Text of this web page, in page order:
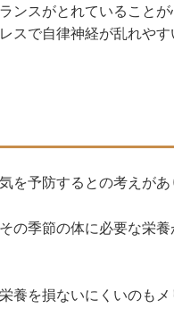
ンスがとれていること
スで自律神経が乱れやす
を予防するとの考えがあ
の季節の体に必要な栄養
養を損ないにくいのもメ